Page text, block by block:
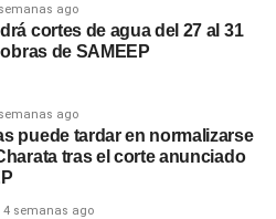
ago
cortes de agua del 27 al 31
de SAMEEP
ago
puede tardar en normalizarse
tras el corte anunciado
4 semanas ago